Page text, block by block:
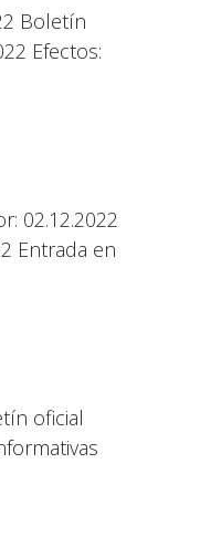
Boletín
Efectos:
02.12.2022
Entrada en
oficial